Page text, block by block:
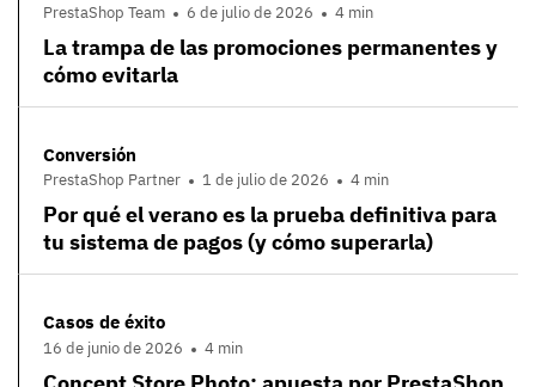
PrestaShop Team 6 de julio de 2026 4 min
La trampa de las promociones permanentes y
cómo evitarla
Conversión
PrestaShop Partner 1 de julio de 2026 4 min
Por qué el verano es la prueba definitiva para
tu sistema de pagos (y cómo superarla)
Casos de éxito
16 de junio de 2026 4 min